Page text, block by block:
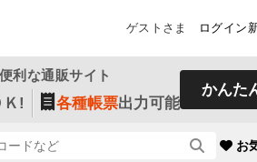
ゲストさま ログイン
利な通販サイト
Ｋ! 各種帳票出力可能
かんた
お